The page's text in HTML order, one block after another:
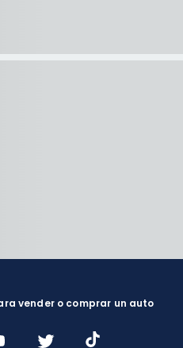
vender o comprar un auto